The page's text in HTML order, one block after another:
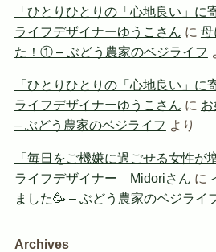
「ひとりひとりの「心地良い」
ライフデザイナーゆうこさん
に 母
た！① – ぶどう農家のベジライフ
「ひとりひとりの「心地良い」
ライフデザイナーゆうこさん に
– ぶどう農家のベジライフ より
「毎日をご機嫌に過ごせる女性
ライフデザイナー Midoriさん に
ました🥳 – ぶどう農家のベジライ
Archives